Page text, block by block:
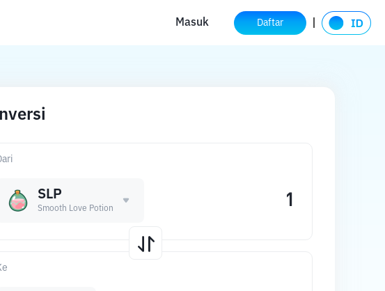
Masuk Daftar
SLP
Smooth Love Potion